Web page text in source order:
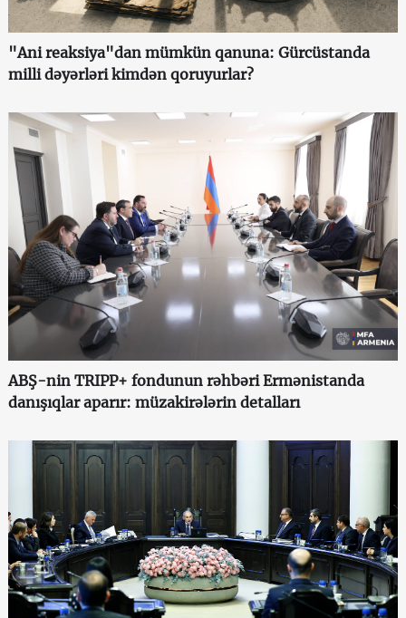
"Ani reaksiya"dan mümkün qanuna: Gürcüstanda
milli dəyərləri kimdən qoruyurlar?
ABŞ-nin TRIPP+ fondunun rəhbəri Ermənistanda
danışıqlar aparır: müzakirələrin detalları